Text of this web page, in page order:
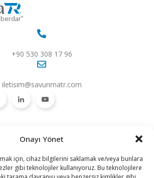
Onayı Yönet
için, cihaz bilgilerini saklamak ve/veya bunlara
gibi teknolojiler kullanıyoruz. Bu teknolojilere
+90 530 308 17 96
iletisim@savunmatr.com
Kategoriler
Siber Güvenlik
SavunmaTR
Hakkımızda